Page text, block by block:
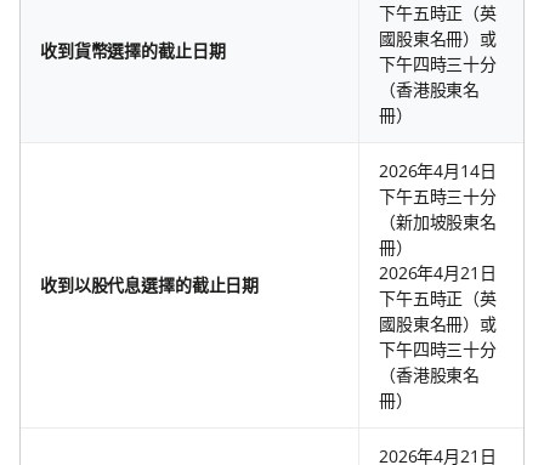
收到貨幣選擇的截止日期
下午五時正（英
國股東名冊）或
下午四時三十分
（香港股東名
冊）
收到以股代息選擇的截止日期
2026年4月14日
下午五時三十分
（新加坡股東名
冊）
2026年4月21日
下午五時正（英
國股東名冊）或
下午四時三十分
（香港股東名
冊）
2026年4月21日